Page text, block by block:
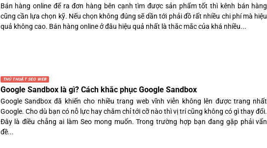
Bán hàng online để ra đơn hàng bên cạnh tìm được sản phẩm tốt thì kênh bán hàng
cũng cần lựa chọn kỹ. Nếu chọn không đúng sẽ dần tới phải đồ rất nhiều chi phí mà hiệu
quả không cao. Bán hàng online ở đâu hiệu quả nhất là thắc mắc của khá nhiều...
THỦ THUẬT SEO WEB
Google Sandbox là gì? Cách khắc phục Google Sandbox
Google Sandbox đã khiến cho nhiều trang web vĩnh viễn không lên được trang nhất
Google. Cho dù bạn có nỗ lực hay chăm chỉ tới cỡ nào thì vị trí cũng không có gì thay đổi.
Đây là điều chẳng ai làm Seo mong muốn. Trong trường hợp bạn đang gặp phải vấn
đề...